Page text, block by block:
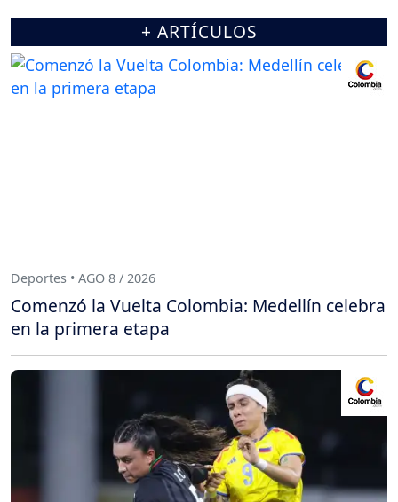
+ ARTÍCULOS
Deportes • AGO 8 / 2026
Comenzó la Vuelta Colombia: Medellín celebra
en la primera etapa